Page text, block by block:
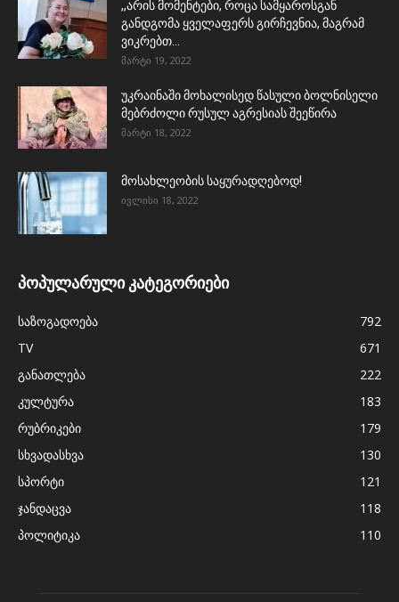
,,არის მომენტები, როცა სამყაროსგან
განდგომა ყველაფერს გირჩევნია, მაგრამ
ვიკრებთ...
მარტი 19, 2022
უკრაინაში მოხალისედ წასული ბოლნისელი
მებრძოლი რუსულ აგრესიას შეეწირა
მარტი 18, 2022
მოსახლეობის საყურადღებოდ!
ივლისი 18, 2022
პოპულარული კატეგორიები
საზოგადოება
792
TV
671
განათლება
222
კულტურა
183
რუბრიკები
179
სხვადასხვა
130
სპორტი
121
ჯანდაცვა
118
პოლიტიკა
110